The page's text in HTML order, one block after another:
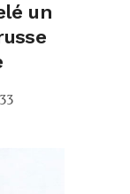
un